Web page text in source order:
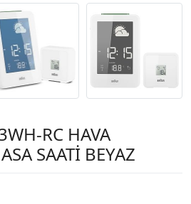
RC HAVA
SAATİ BEYAZ